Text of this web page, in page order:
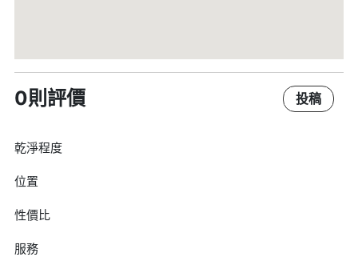
0則評價 投稿
乾淨程度
位置
性價比
服務